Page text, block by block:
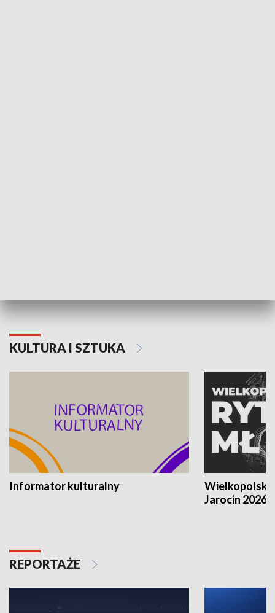
KULTURA I SZTUKA
Informator kulturalny
Jarocin 2026
REPORTAŻE